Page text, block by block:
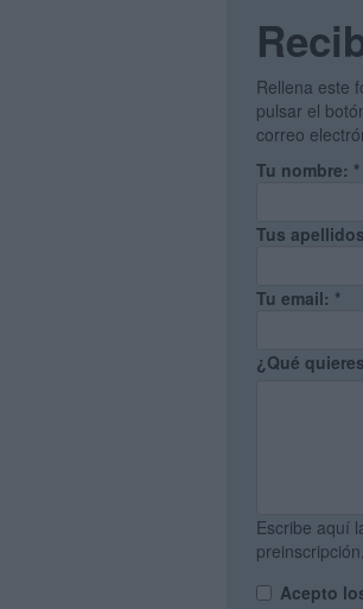
Rellena este
pulsar el
correo
Tu nombre: *
Tus
Tu email: *
¿Qué
Escribe aquí
Acepto